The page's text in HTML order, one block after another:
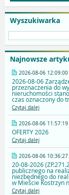
Wyszukiwarka
Najnowsze
2026-08-06 12:09:00
2026-08-06
przeznaczenia do
nieruchomości
czas oznaczony do
Czytaj dalej
2026-08-06 11:57:19
OFERTY 2026
Czytaj dalej
2026-08-06 10:36:27
20-08-2026
publicznego na
niezbędnego do
w Mieście Kostrzyn
Czytaj dalej